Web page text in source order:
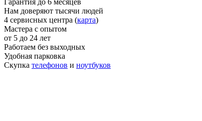
Гарантия до 6 месяцев
Нам доверяют тысячи людей
4 сервисных центра (карта)
Мастера с опытом
от 5 до 24 лет
Работаем без выходных
Удобная парковка
Скупка телефонов и ноутбуков